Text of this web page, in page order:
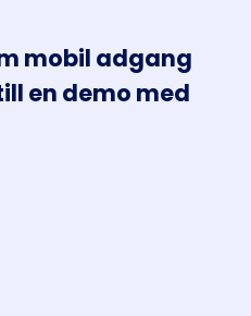
mobil adgang
en demo med